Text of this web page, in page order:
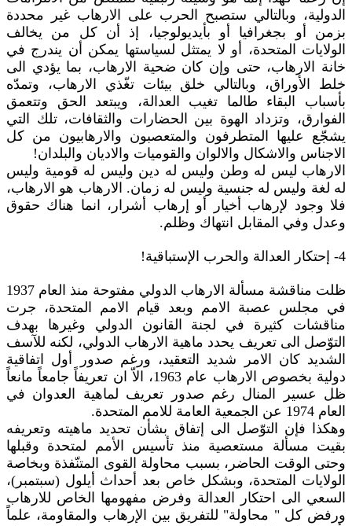
الدولية، وبالتالي ستصبح الحرب على الارهاب غير محددة
بزمن أو بجغرافيا أو بأيديولوجيا، إذ أن كل من يخالف
الولايات المتحدة، أو لا يمتثل لسياستها يمكن أن يندرج في
خانة الارهاب، حتى وإن كان ضحية الارهاب، بما يؤدي الى
خلط الأوراق، وبالتالي خلق بيئات تغّذي الارهاب، وتمدّه
بأسباب البقاء طالما تغيب العدالة، ويبتعد الحق وتتعمق
الفوارق، وتزداد الهوة بين الحضارات والثقافات، تلك التي
يشجّع عليها المتطرفون والمتعصبون والارهابيون من كل
الاجناس والاشكال والالوان والقوميات والاديان والبلدان!
الارهاب ليس له وطن وليس له دين وليس له قومية وليس
له لغة وليس له جنسية وليس له زمان. الارهاب هو الارهاب،
فلا وجود لإرهاب أخيار أو إرهاب أشرار، انما هناك حقوق
وعدل وفي المقابل انتهاك وظلم.
4- إحتكار العدالة والحرب الإستباقية!
ظلت مناقشة مسألة الارهاب الدولي مفتوحة منذ العام 1937
في مجلس عصبة الامم وبعد قيام الامم المتحدة، جرت
مناقشات كثيرة في لجنة القانون الدولي وغيرها بهدف
التوّصل الى تعريف يحدد ماهية الارهاب الدولي، لكنه للآسف
الشديد كان الامر شديد التعقيد، ورغم صدور أول اتفاقية
دولية بخصوص الارهاب عام 1963، الاّ ان تعريفاً جامعاً مانعاً
ظل عسير المنال رغم صدور تعريف لماهية العدوان في
العام 1974 عن الجمعية العامة للامم المتحدة.
وهكذا فإن التوّصل الى إتفاق بشأن تحديد ماهيته وتعريفه
بقيت مسألة مستعصية منذ تأسيس الأمم لمتحدة وقبلها
وحتى الوقت الحاضر، بسبب محاولة القوى المتنّفذة وبخاصة
الولايات المتحدة، وبشكل خاص بعد أحداث أيلول (سبتمبر)،
السعي الى احتكار العدالة وفرض مفهومها الخاص للارهاب
ورفض كل " محاولة" للتفريق بين الإرهاب والمقاومة، علماً